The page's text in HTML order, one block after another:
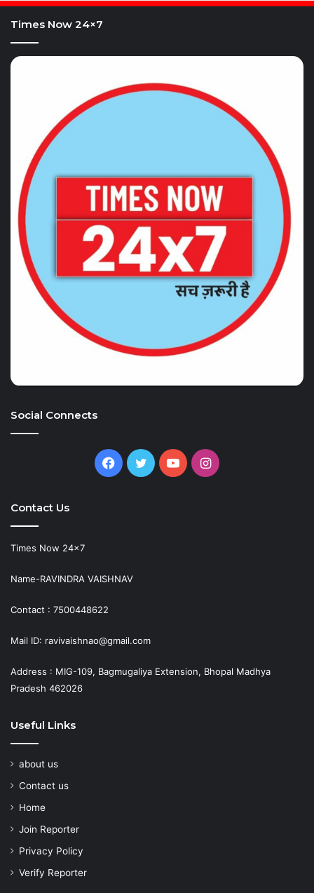
Times Now 24×7
Social Connects
Facebook
TwitterYouTubeInstagram
Contact Us
Times Now 24×7
Name-RAVINDRA VAISHNAV
Contact : 7500448622
Mail ID: ravivaishnao@gmail.com
Address : MIG-109, Bagmugaliya Extension, Bhopal Madhya
Pradesh 462026
Useful Links
about us
Contact us
Home
Join Reporter
Privacy Policy
Verify Reporter